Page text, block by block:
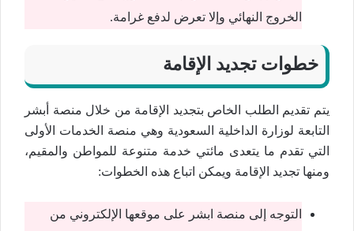
الخروج النهائي وإلا تعرض لدفع غرامة.
خطوات تجديد الإقامة
يتم تقديم الطلب الخاص بتجديد الإقامة من خلال منصة أبشر
التابعة لوزارة الداخلية السعودية وهي منصة الخدمات الأولى
التي تقدم ما يتعدى مائتي خدمة متنوعة للمواطن والمقيم،
ومنها تجديد الإقامة ويمكن اتباع هذه الخطوات:
التوجه إلى منصة ابشر على موقعها الإلكتروني من